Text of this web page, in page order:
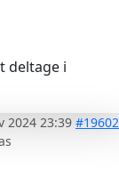
deltage i
2024 23:39 #19602